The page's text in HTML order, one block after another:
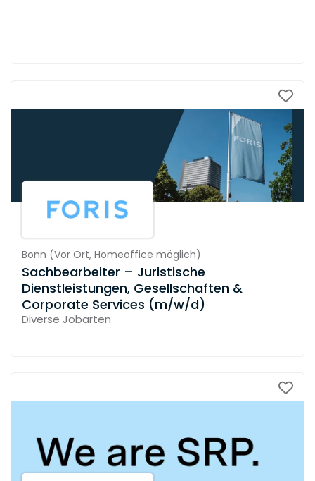
Bonn (Vor Ort, Homeoffice möglich)
Sachbearbeiter – Juristische
Dienstleistungen, Gesellschaften &
Corporate Services (m/w/d)
Diverse Jobarten